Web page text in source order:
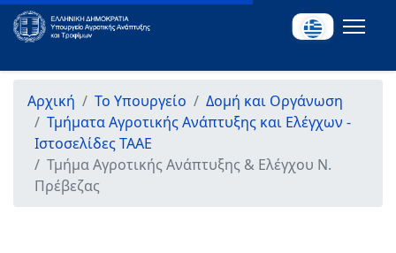
Αρχική Το Υπουργείο
Δομή και Οργάνωση
Τμήματα Αγροτικής Ανάπτυξης και Ελέγχων -
Ιστοσελίδες ΤΑΑΕ
Τμήμα Αγροτικής Ανάπτυξης & Ελέγχου Ν.
Πρέβεζας